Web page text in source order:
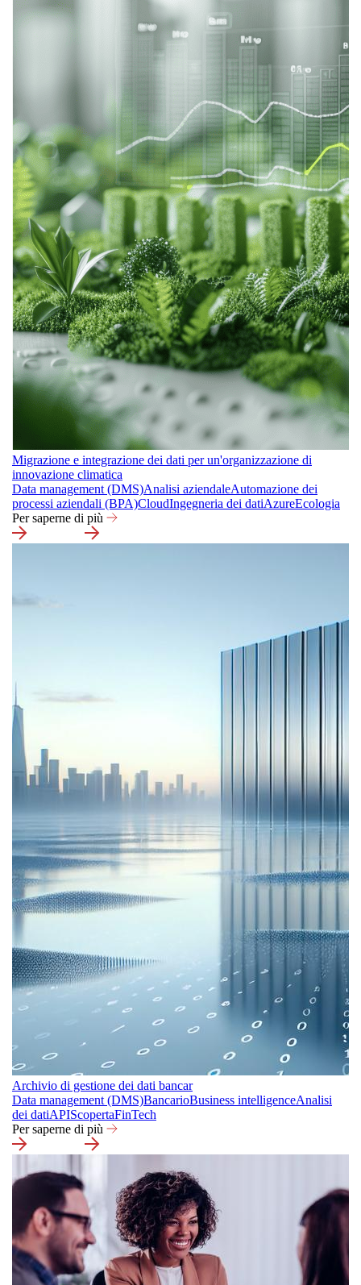
Migrazione e integrazione dei dati per un'organizzazione di
innovazione climatica
Data management (DMS)Analisi aziendaleAutomazione dei
processi aziendali (BPA)CloudIngegneria dei datiAzureEcologia
Per saperne di più
Archivio di gestione dei dati bancar
Data management (DMS)BancarioBusiness intelligenceAnalisi
dei datiAPIScopertaFinTech
Per saperne di più